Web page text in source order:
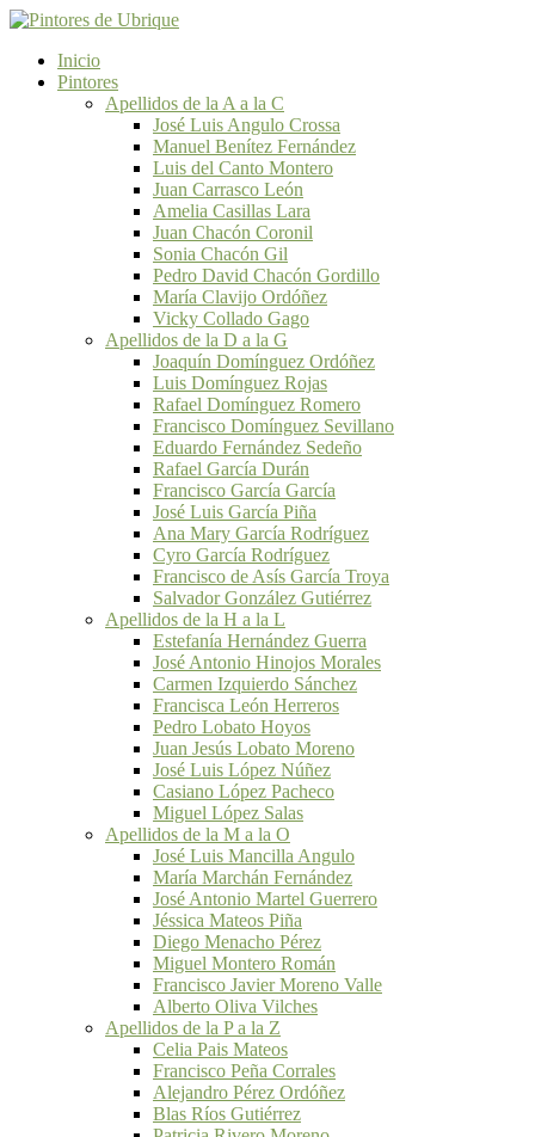
Inicio
Pintores
Apellidos de la A a la C
José Luis Angulo Crossa
Manuel Benítez Fernández
Luis del Canto Montero
Juan Carrasco León
Amelia Casillas Lara
Juan Chacón Coronil
Sonia Chacón Gil
Pedro David Chacón Gordillo
María Clavijo Ordóñez
Vicky Collado Gago
Apellidos de la D a la G
Joaquín Domínguez Ordóñez
Luis Domínguez Rojas
Rafael Domínguez Romero
Francisco Domínguez Sevillano
Eduardo Fernández Sedeño
Rafael García Durán
Francisco García García
José Luis García Piña
Ana Mary García Rodríguez
Cyro García Rodríguez
Francisco de Asís García Troya
Salvador González Gutiérrez
Apellidos de la H a la L
Estefanía Hernández Guerra
José Antonio Hinojos Morales
Carmen Izquierdo Sánchez
Francisca León Herreros
Pedro Lobato Hoyos
Juan Jesús Lobato Moreno
José Luis López Núñez
Casiano López Pacheco
Miguel López Salas
Apellidos de la M a la O
José Luis Mancilla Angulo
María Marchán Fernández
José Antonio Martel Guerrero
Jéssica Mateos Piña
Diego Menacho Pérez
Miguel Montero Román
Francisco Javier Moreno Valle
Alberto Oliva Vilches
Apellidos de la P a la Z
Celia Pais Mateos
Francisco Peña Corrales
Alejandro Pérez Ordóñez
Blas Ríos Gutiérrez